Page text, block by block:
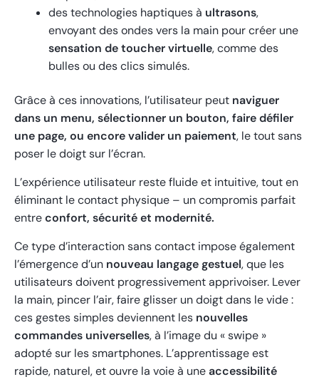
des technologies haptiques à ultrasons,
envoyant des ondes vers la main pour créer une
sensation de toucher virtuelle, comme des
bulles ou des clics simulés.
Grâce à ces innovations, l’utilisateur peut naviguer
dans un menu, sélectionner un bouton, faire défiler
une page, ou encore valider un paiement, le tout sans
poser le doigt sur l’écran.
L’expérience utilisateur reste fluide et intuitive, tout en
éliminant le contact physique – un compromis parfait
entreconfort, sécurité et modernité.
Ce type d’interaction sans contact impose également
l’émergence d’un nouveau langage gestuel, que les
utilisateurs doivent progressivement apprivoiser. Lever
la main, pincer l’air, faire glisser un doigt dans le vide :
ces gestes simples deviennent les nouvelles
commandes universelles, à l’image du « swipe »
adopté sur les smartphones. L’apprentissage est
rapide, naturel, et ouvre la voie à uneaccessibilité